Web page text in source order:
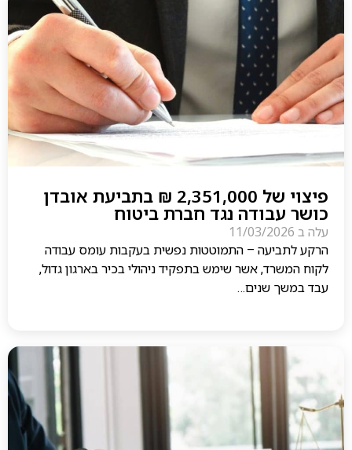
פיצוי של 2,351,000 ₪ בתביעת אובדן
כושר עבודה נגד חברת ביטוח
עלה ב 11/03/2026
הרקע לתביעה – התמוטטות נפשית בעקבות עומס עבודה
לקוח המשרד, אשר שימש בתפקיד ניהולי בכיר בארגון גדול,
עבד במשך שנים…